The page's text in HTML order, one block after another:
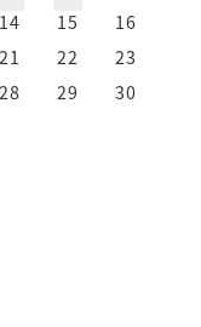
14 15
16
21 22
23
28 29
30